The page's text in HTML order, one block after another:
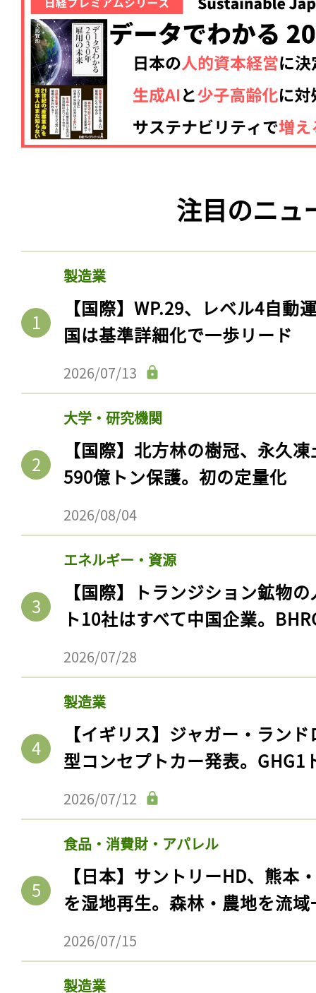
注目のニュ
製造業
【国際】WP.29、レベル4自動
国は基準詳細化で一歩リード
2026/07/13
大学・研究機関
【国際】北方林の樹冠、永久
590億トン保護。初の定量化
2026/08/04
エネルギー・資源
【国際】トランジション鉱物
ト10社はすべて中国企業。
2026/07/28
製造業
【イギリス】ジャガー・ラン
型コンセプトカー発表。GHG1
2026/07/12
食品・消費財・アパレル
【日本】サントリーHD、熊本
を湿地再生。森林・農地を流
2026/07/15
製造業